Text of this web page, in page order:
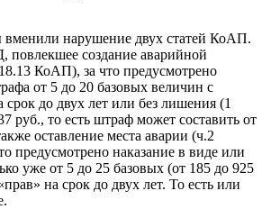
нарушение двух статей КоАП.
создание аварийной
КоАП), за что предусмотрено
от 5 до 20 базовых величин с
до двух лет или без лишения (1
руб., то есть штраф может составить от
оставление места аварии (ч.2
предусмотрено наказание в виде или
уже от 5 до 25 базовых (от 185 до 925
на срок до двух лет. То есть или